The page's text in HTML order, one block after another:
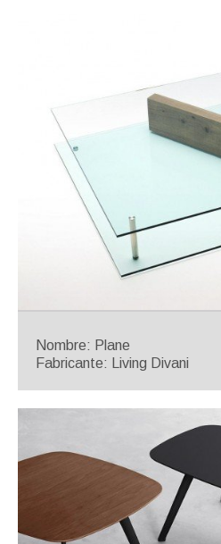
Nombre: Plane
Fabricante: Living Divani